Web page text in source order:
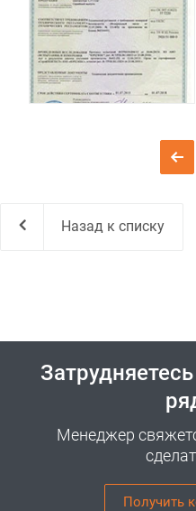
Назад к списку
Менеджер
Получить